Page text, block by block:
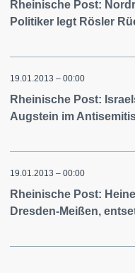
Rheinische Post:
Politiker legt Rösler
19.01.2013 – 00:00
Rheinische Post:
Augstein im
19.01.2013 – 00:00
Rheinische Post:
Dresden-Meißen,